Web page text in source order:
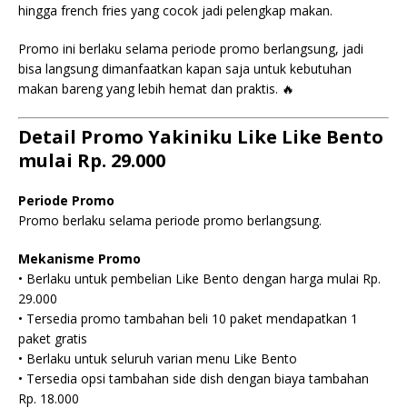
hingga french fries yang cocok jadi pelengkap makan.
Promo ini berlaku selama periode promo berlangsung, jadi
bisa langsung dimanfaatkan kapan saja untuk kebutuhan
makan bareng yang lebih hemat dan praktis. 🔥
Detail Promo Yakiniku Like Like Bento
mulai Rp. 29.000
Periode Promo
Promo berlaku selama periode promo berlangsung.
Mekanisme Promo
• Berlaku untuk pembelian Like Bento dengan harga mulai Rp.
29.000
• Tersedia promo tambahan beli 10 paket mendapatkan 1
paket gratis
• Berlaku untuk seluruh varian menu Like Bento
• Tersedia opsi tambahan side dish dengan biaya tambahan
Rp. 18.000